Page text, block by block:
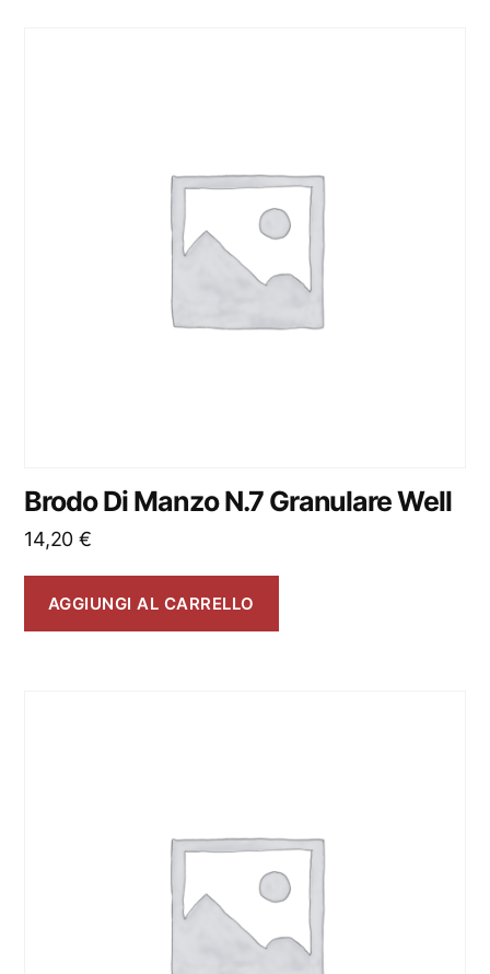
Brodo Di Manzo N.7 Granulare Well
14,20 €
AGGIUNGI AL CARRELLO